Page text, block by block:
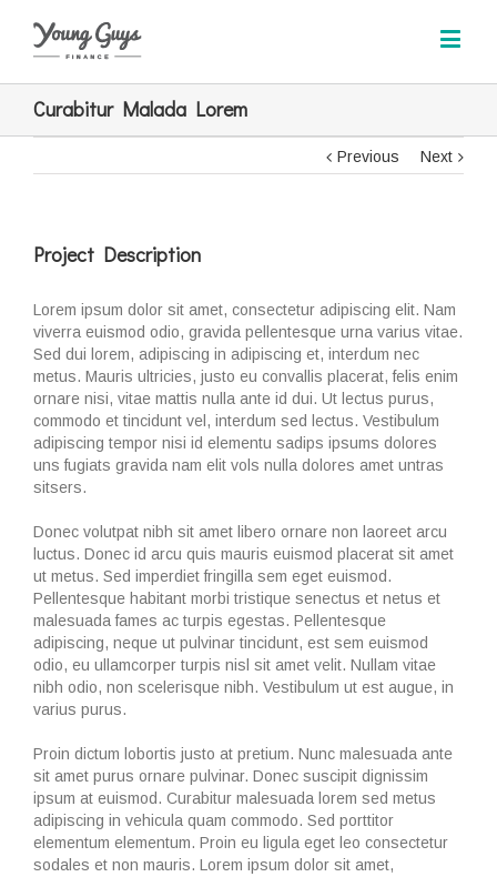
Curabitur Malada Lorem
Previous Next
Project Description
Lorem ipsum dolor sit amet, consectetur adipiscing elit. Nam
viverra euismod odio, gravida pellentesque urna varius vitae.
Sed dui lorem, adipiscing in adipiscing et, interdum nec
metus. Mauris ultricies, justo eu convallis placerat, felis enim
ornare nisi, vitae mattis nulla ante id dui. Ut lectus purus,
commodo et tincidunt vel, interdum sed lectus. Vestibulum
adipiscing tempor nisi id elementu sadips ipsums dolores
uns fugiats gravida nam elit vols nulla dolores amet untras
sitsers.
Donec volutpat nibh sit amet libero ornare non laoreet arcu
luctus. Donec id arcu quis mauris euismod placerat sit amet
ut metus. Sed imperdiet fringilla sem eget euismod.
Pellentesque habitant morbi tristique senectus et netus et
malesuada fames ac turpis egestas. Pellentesque
adipiscing, neque ut pulvinar tincidunt, est sem euismod
odio, eu ullamcorper turpis nisl sit amet velit. Nullam vitae
nibh odio, non scelerisque nibh. Vestibulum ut est augue, in
varius purus.
Proin dictum lobortis justo at pretium. Nunc malesuada ante
sit amet purus ornare pulvinar. Donec suscipit dignissim
ipsum at euismod. Curabitur malesuada lorem sed metus
adipiscing in vehicula quam commodo. Sed porttitor
elementum elementum. Proin eu ligula eget leo consectetur
sodales et non mauris. Lorem ipsum dolor sit amet,